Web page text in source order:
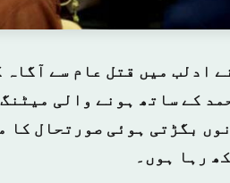
ادلب میں قتل عام سے
کے ساتھ ہونے والی
بگڑتی ہوئی صورتحال کا
رہا ہوں۔